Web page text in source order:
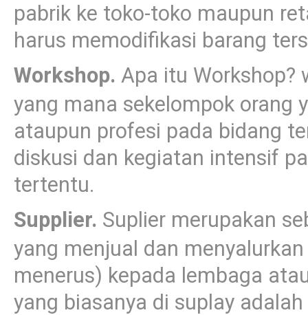
pabrik ke toko-toko maupun
harus memodifikasi barang
Workshop. Apa itu Workshop?
yang mana sekelompok orang
ataupun profesi pada bidang
diskusi dan kegiatan intensif
tertentu.
Supplier. Suplier merupakan
yang menjual dan
menerus) kepada lembaga
yang biasanya di suplay